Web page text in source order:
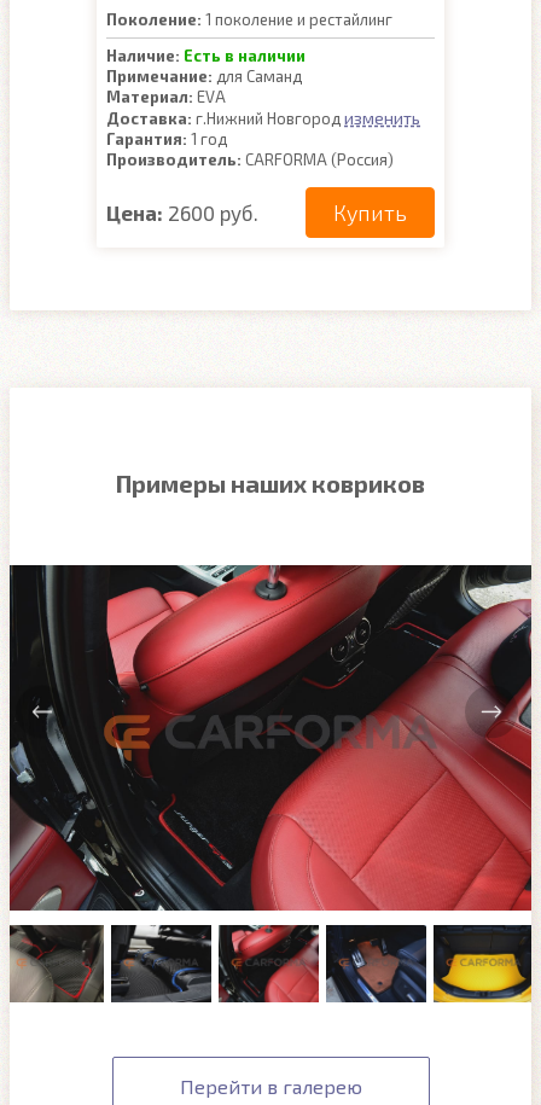
Поколение: 1 поколение и рестайлинг
Наличие: Есть в наличии
Примечание: для Саманд
Материал: EVA
Доставка: г.Нижний Новгород изменить
Гарантия: 1 год
Производитель: CARFORMA (Россия)
Цена: 2600 руб. Купить
Примеры наших ковриков
Перейти в галерею